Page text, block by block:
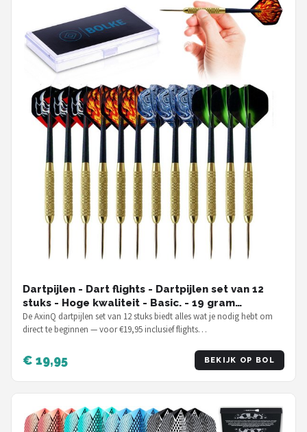
Dartpijlen - Dart flights - Dartpijlen set van 12
stuks - Hoge kwaliteit - Basic. - 19 gram
dartpijlen
De AxinQ dartpijlen set van 12 stuks biedt alles wat je nodig hebt om
direct te beginnen — voor €19,95 inclusief flights…
€ 19,95 BEKIJK OP BOL